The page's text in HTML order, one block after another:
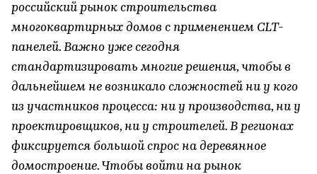
российский рынок строительства
многоквартирных домов с применением CLT-
панелей. Важно уже сегодня
стандартизировать многие решения, чтобы в
дальнейшем не возникало сложностей ни у кого
из участников процесса: ни у производства, ни у
проектировщиков, ни у строителей. В регионах
фиксируется большой спрос на деревянное
домостроение. Чтобы войти на рынок